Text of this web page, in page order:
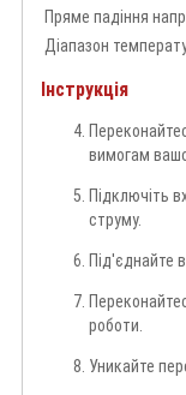
Пряме падіння
Діапазон
Інструкція
вимогам
Підключіть
струму.
Під'єднайте
роботи.
Уникайте